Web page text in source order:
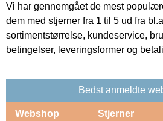
Vi har gennemgået de mest
dem med stjerner fra 1 til 5 ud fra
sortimentstørrelse, kundeservice,
betingelser, leveringsformer og
Bedst anmeldte
Webshop Stjerner